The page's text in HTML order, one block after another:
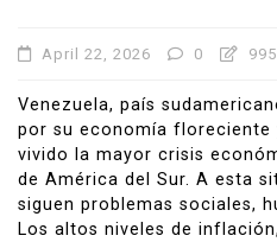
April 22, 2026 0
Venezuela, país
por su economía floreciente
vivido la mayor crisis
de América del Sur. A esta
siguen problemas sociales,
Los altos niveles de